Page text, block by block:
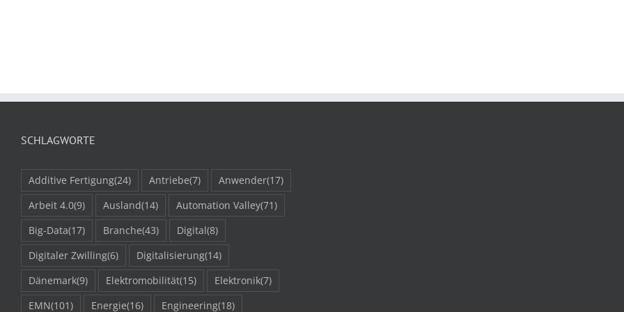
SCHLAGWORTE
Additive Fertigung(24) Antriebe(7) Anwender(17)
Arbeit 4.0(9) Ausland(14) Automation Valley(71)
Big-Data(17) Branche(43) Digital(8)
Digitaler Zwilling(6) Digitalisierung(14)
Dänemark(9) Elektromobilität(15) Elektronik(7)
EMN(101) Energie(16) Engineering(18)